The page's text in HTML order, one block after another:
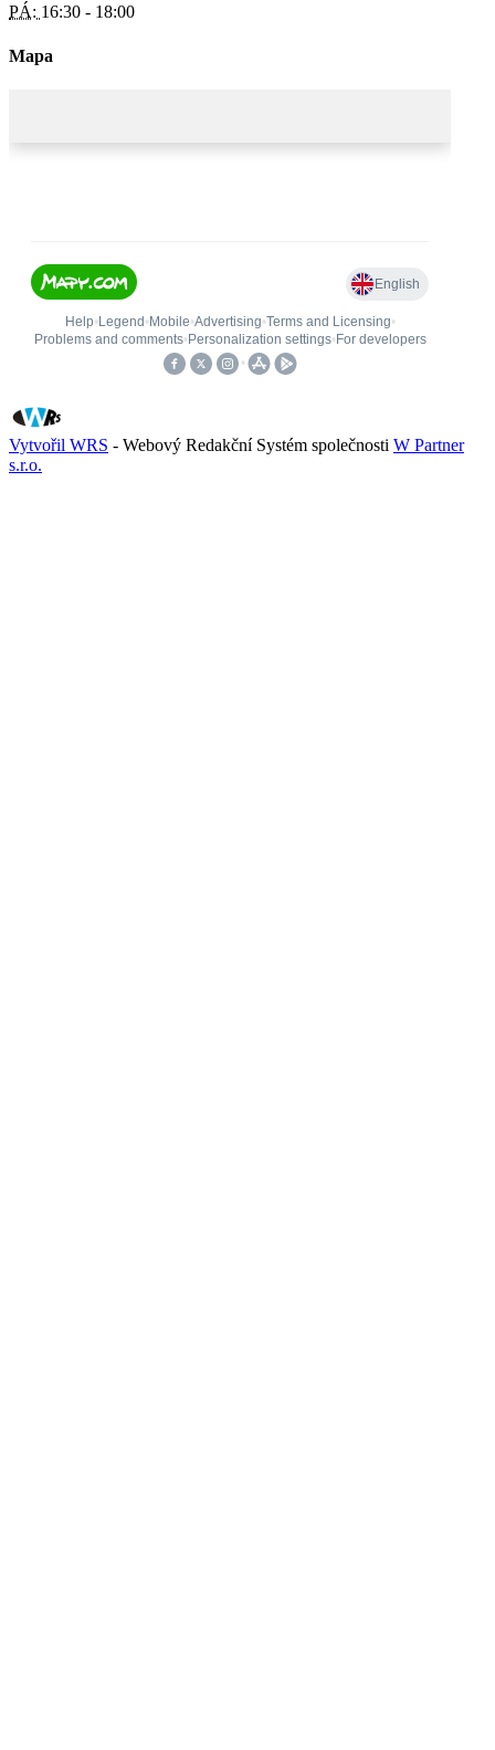
PÁ: 16:30 - 18:00
Mapa
Vytvořil WRS - Webový Redakční Systém společnosti W Partner
s.r.o.